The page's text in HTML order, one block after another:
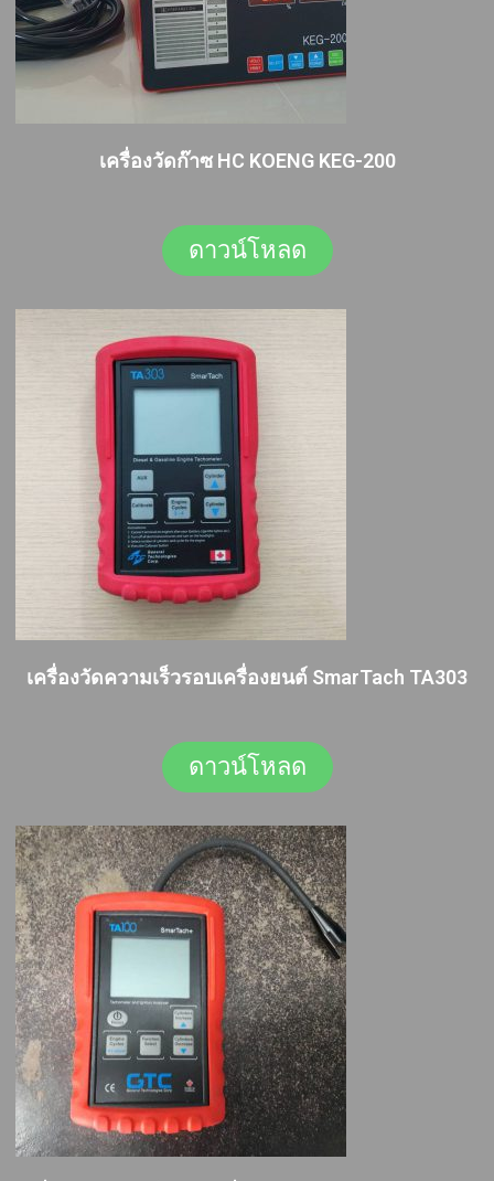
เครื่องวัดก๊าซ HC KOENG KEG-200
ดาวน์โหลด
เครื่องวัดความเร็วรอบเครื่องยนต์ SmarTach TA303
ดาวน์โหลด